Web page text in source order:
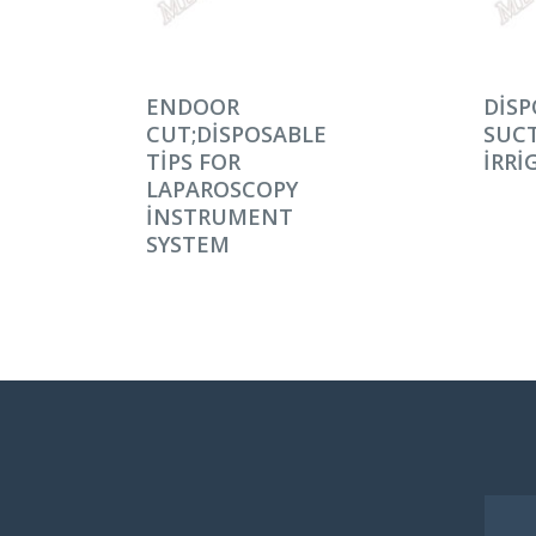
DEVAMINI OKU
ENDOOR
CUT;DISPOSABLE
TIPS FOR
LAPAROSCOPY
INSTRUMENT
SYSTEM